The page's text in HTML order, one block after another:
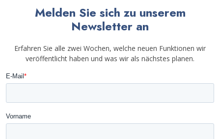
Melden Sie sich zu unserem
Newsletter an
Erfahren Sie alle zwei Wochen, welche neuen Funktionen wir
veröffentlicht haben und was wir als nächstes planen.